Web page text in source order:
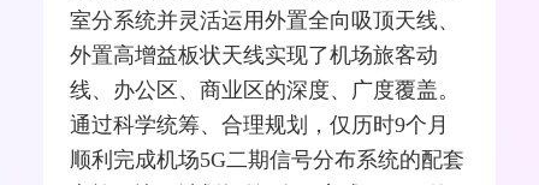
室分系统并灵活运用外置全向吸顶天线、
外置高增益板状天线实现了机场旅客动
线、办公区、商业区的深度、广度覆盖。
通过科学统筹、合理规划，仅历时9个月
顺利完成机场5G二期信号分布系统的配套